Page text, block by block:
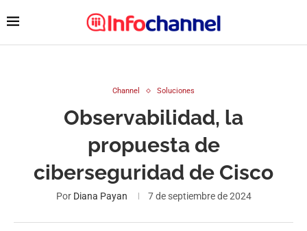
Channel Soluciones
Observabilidad, la
propuesta de
ciberseguridad de Cisco
Por Diana Payan 7 de septiembre de 2024